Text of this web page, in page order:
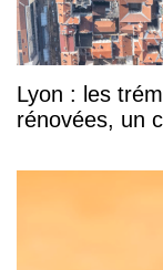
Lyon : les
rénovées, un